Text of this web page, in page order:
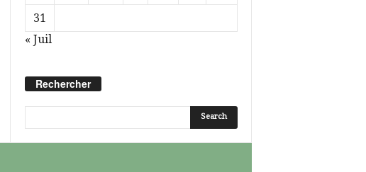
31
« Juil
Rechercher